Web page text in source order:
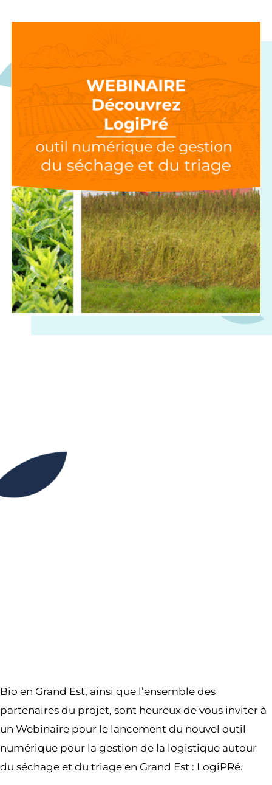
Bio en Grand Est, ainsi que l’ensemble des
partenaires du projet, sont heureux de vous inviter à
un Webinaire pour le lancement du nouvel outil
numérique pour la gestion de la logistique autour
du séchage et du triage en Grand Est : LogiPRé.